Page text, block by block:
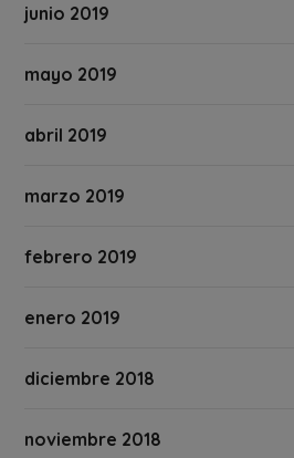
junio 2019
mayo 2019
abril 2019
marzo 2019
febrero 2019
enero 2019
diciembre 2018
noviembre 2018